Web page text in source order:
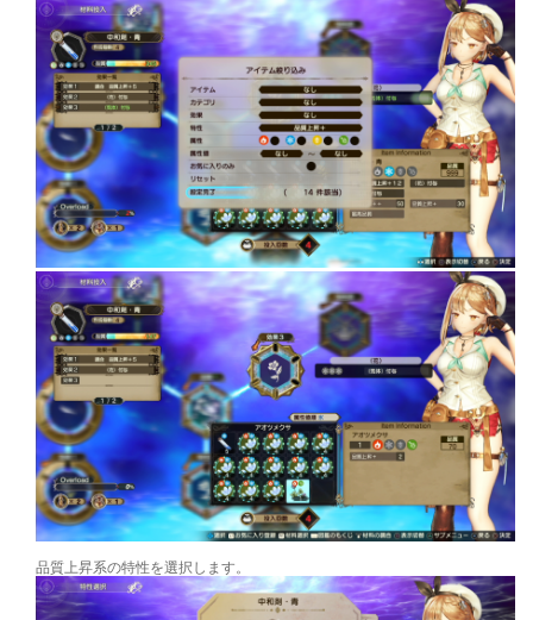
品質上昇系の特性を選択します。